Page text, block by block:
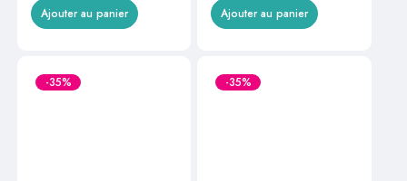
Ajouter au panier Ajouter au panier
-35% -35%